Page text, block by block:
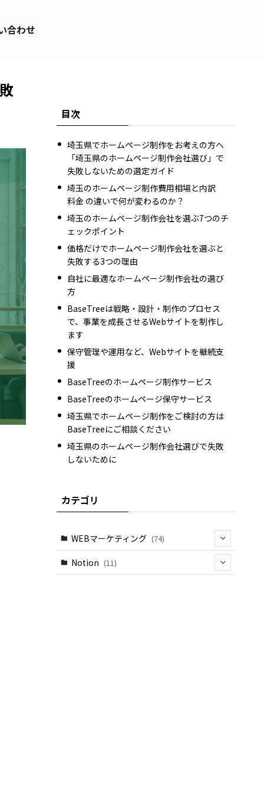
合わせ
目次
埼玉県でホームページ制作をお考えの方へ
「埼玉県のホームページ制作会社選び」で
失敗しないための選定ガイド
埼玉のホームページ制作費用相場と内訳
料金 の違いで何が変わるのか？
埼玉のホームページ制作会社を選ぶ7つのチ
ェックポイント
価格だけでホームページ制作会社を選ぶと
失敗する3つの理由
自社に最適なホームページ制作会社の選び
方
BaseTreeは戦略・設計・制作のプロセス
で、事業を成長させるWebサイトを制作し
ます
保守管理や運用など、Webサイトを継続支
援
BaseTreeのホームページ制作サービス
BaseTreeのホームページ保守サービス
埼玉県でホームページ制作をご検討の方は
BaseTreeにご相談ください
埼玉県のホームページ制作会社選びで失敗
しないために
カテゴリ
WEBマーケティング (74)
Notion (11)